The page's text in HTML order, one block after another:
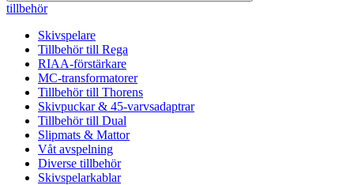
tillbehör
Skivspelare
Tillbehör till Rega
RIAA-förstärkare
MC-transformatorer
Tillbehör till Thorens
Skivpuckar & 45-varvsadaptrar
Tillbehör till Dual
Slipmats & Mattor
Våt avspelning
Diverse tillbehör
Skivspelarkablar